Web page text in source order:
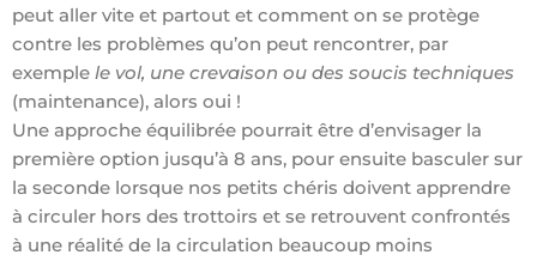
peut aller vite et partout et comment on se protège
contre les problèmes qu’on peut rencontrer, par
exemple le vol, une crevaison ou des soucis techniques
(maintenance), alors oui !
Une approche équilibrée pourrait être d’envisager la
première option jusqu’à 8 ans, pour ensuite basculer sur
la seconde lorsque nos petits chéris doivent apprendre
à circuler hors des trottoirs et se retrouvent confrontés
à une réalité de la circulation beaucoup moins